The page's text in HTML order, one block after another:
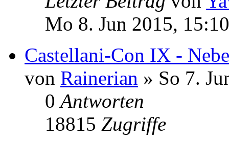
Mo 8. Jun 2015, 15:10
Castellani-Con IX -
von Rainerian » So 7.
0Antworten
18815 Zugriffe